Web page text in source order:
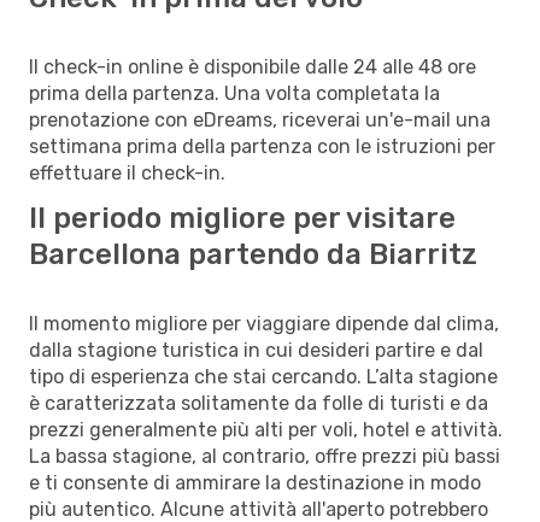
Il check-in online è disponibile dalle 24 alle 48 ore
prima della partenza. Una volta completata la
prenotazione con eDreams, riceverai un'e-mail una
settimana prima della partenza con le istruzioni per
effettuare il check-in.
Il periodo migliore per visitare
Barcellona partendo da Biarritz
Il momento migliore per viaggiare dipende dal clima,
dalla stagione turistica in cui desideri partire e dal
tipo di esperienza che stai cercando. L’alta stagione
è caratterizzata solitamente da folle di turisti e da
prezzi generalmente più alti per voli, hotel e attività.
La bassa stagione, al contrario, offre prezzi più bassi
e ti consente di ammirare la destinazione in modo
più autentico. Alcune attività all'aperto potrebbero